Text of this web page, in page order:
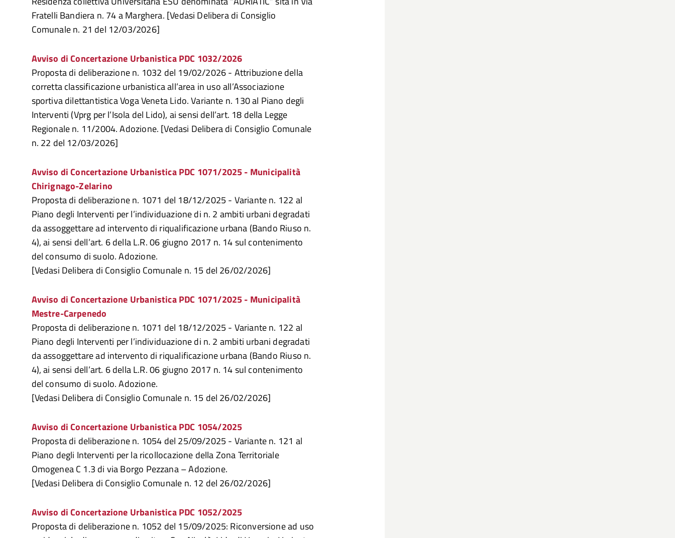
Fratelli Bandiera n. 74 a Marghera. [Vedasi Delibera di Consiglio
Comunale n. 21 del 12/03/2026]
Avviso di Concertazione Urbanistica PDC 1032/2026
Proposta di deliberazione n. 1032 del 19/02/2026 - Attribuzione della
corretta classificazione urbanistica all’area in uso all’Associazione
sportiva dilettantistica Voga Veneta Lido. Variante n. 130 al Piano degli
Interventi (Vprg per l’Isola del Lido), ai sensi dell’art. 18 della Legge
Regionale n. 11/2004. Adozione. [Vedasi Delibera di Consiglio Comunale
n. 22 del 12/03/2026]
Avviso di Concertazione Urbanistica PDC 1071/2025 - Municipalità
Chirignago-Zelarino
Proposta di deliberazione n. 1071 del 18/12/2025 - Variante n. 122 al
Piano degli Interventi per l’individuazione di n. 2 ambiti urbani degradati
da assoggettare ad intervento di riqualificazione urbana (Bando Riuso n.
4), ai sensi dell’art. 6 della L.R. 06 giugno 2017 n. 14 sul contenimento
del consumo di suolo. Adozione.
[Vedasi Delibera di Consiglio Comunale n. 15 del 26/02/2026]
Avviso di Concertazione Urbanistica PDC 1071/2025 - Municipalità
Mestre-Carpenedo
Proposta di deliberazione n. 1071 del 18/12/2025 - Variante n. 122 al
Piano degli Interventi per l’individuazione di n. 2 ambiti urbani degradati
da assoggettare ad intervento di riqualificazione urbana (Bando Riuso n.
4), ai sensi dell’art. 6 della L.R. 06 giugno 2017 n. 14 sul contenimento
del consumo di suolo. Adozione.
[Vedasi Delibera di Consiglio Comunale n. 15 del 26/02/2026]
Avviso di Concertazione Urbanistica PDC 1054/2025
Proposta di deliberazione n. 1054 del 25/09/2025 - Variante n. 121 al
Piano degli Interventi per la ricollocazione della Zona Territoriale
Omogenea C 1.3 di via Borgo Pezzana – Adozione.
[Vedasi Delibera di Consiglio Comunale n. 12 del 26/02/2026]
Avviso di Concertazione Urbanistica PDC 1052/2025
Proposta di deliberazione n. 1052 del 15/09/2025: Riconversione ad uso